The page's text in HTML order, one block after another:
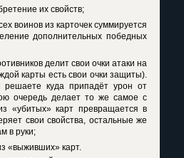
их свойств;
воинов из карточек суммируется
дополнительных победных
делит свои очки атаки на
карты есть свои очки защиты).
куда припадёт урон от
очередь делает то же самое с
«убитых» карт превращается в
свои свойства, остальные же
в руки;
«выживших» карт.